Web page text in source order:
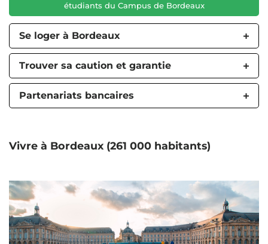
étudiants du Campus de Bordeaux
Se loger à Bordeaux
Trouver sa caution et garantie
Partenariats bancaires
Vivre à Bordeaux (261 000 habitants)